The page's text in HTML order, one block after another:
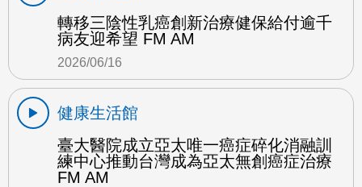
轉移三陰性乳癌創新治療健保給付逾千
病友迎希望 FM AM
2026/06/16
健康生活館
臺大醫院成立亞太唯一癌症碎化消融訓
練中心推動台灣成為亞太無創癌症治療
FM AM